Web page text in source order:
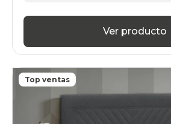
Ver producto
Top ventas